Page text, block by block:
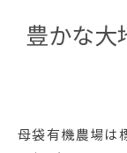
豊かな大
母袋有機農場は